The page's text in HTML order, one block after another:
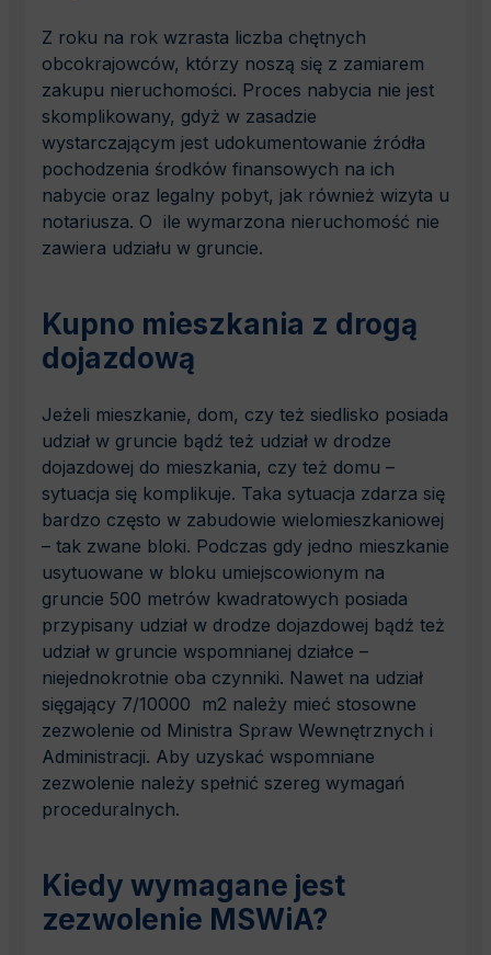
Z roku na rok wzrasta liczba chętnych
obcokrajowców, którzy noszą się z zamiarem
zakupu nieruchomości. Proces nabycia nie jest
skomplikowany, gdyż w zasadzie
wystarczającym jest udokumentowanie źródła
pochodzenia środków finansowych na ich
nabycie oraz legalny pobyt, jak również wizyta u
notariusza. O ile wymarzona nieruchomość nie
zawiera udziału w gruncie.
Kupno mieszkania z drogą
dojazdową
Jeżeli mieszkanie, dom, czy też siedlisko posiada
udział w gruncie bądź też udział w drodze
dojazdowej do mieszkania, czy też domu –
sytuacja się komplikuje. Taka sytuacja zdarza się
bardzo często w zabudowie wielomieszkaniowej
– tak zwane bloki. Podczas gdy jedno mieszkanie
usytuowane w bloku umiejscowionym na
gruncie 500 metrów kwadratowych posiada
przypisany udział w drodze dojazdowej bądź też
udział w gruncie wspomnianej działce –
niejednokrotnie oba czynniki. Nawet na udział
sięgający 7/10000 m2 należy mieć stosowne
zezwolenie od Ministra Spraw Wewnętrznych i
Administracji. Aby uzyskać wspomniane
zezwolenie należy spełnić szereg wymagań
proceduralnych.
Kiedy wymagane jest
zezwolenie MSWiA?